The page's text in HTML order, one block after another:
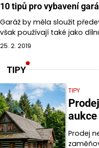
10 tipů pro vybavení
Garáž by měla sloužit
však používají také jako
25. 2. 2019
TIPY
TIPY
aukce
Prodej